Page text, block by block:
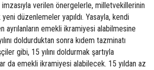
verilen önergelerle, milletvekillerinin
düzenlemeler yapıldı. Yasayla, kendi
emekli ikramiyesi alabilmesine
doldurduktan sonra kıdem tazminatı
gibi, 15 yılını doldurmak şartıyla
da emekli ikramiyesi alabilecek. 15 yıldan az